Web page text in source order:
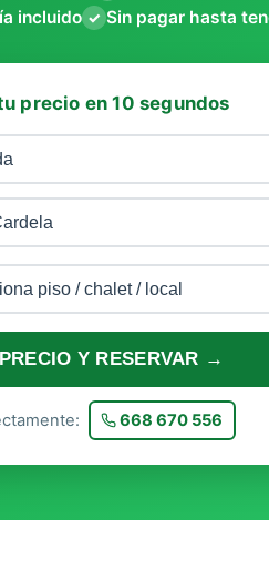
incluido ✓ Sin pagar hasta
precio en 10 segundos
Y RESERVAR →
668 670 556